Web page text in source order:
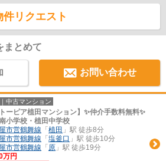
件リクエスト
まとめて
お問い合わせ
中古マンション
トーピア植田マンション】✨️仲介手数料無料✨️
小学校・植田中学校
市営鶴舞線 「 植田 」駅 徒歩8分
市営鶴舞線 「 塩釜口 」駅 徒歩10分
市営鶴舞線 「 原 」駅 徒歩19分
万円